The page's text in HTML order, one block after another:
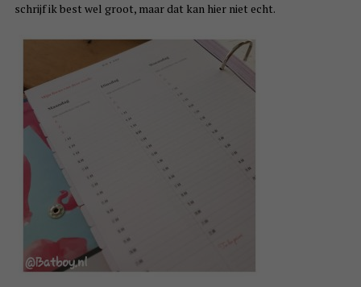
schrijf ik best wel groot, maar dat kan hier niet echt.